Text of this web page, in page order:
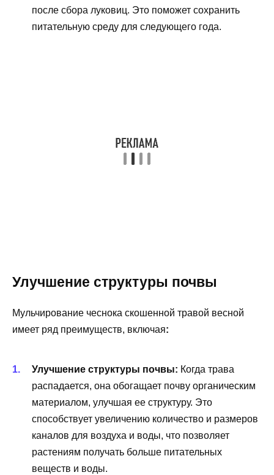
после сбора луковиц. Это поможет сохранить
питательную среду для следующего года.
Улучшение структуры почвы
Мульчирование чеснока скошенной травой весной
имеет ряд преимуществ, включая:
Улучшение структуры почвы: Когда трава
распадается, она обогащает почву органическим
материалом, улучшая ее структуру. Это
способствует увеличению количество и размеров
каналов для воздуха и воды, что позволяет
растениям получать больше питательных
веществ и воды.